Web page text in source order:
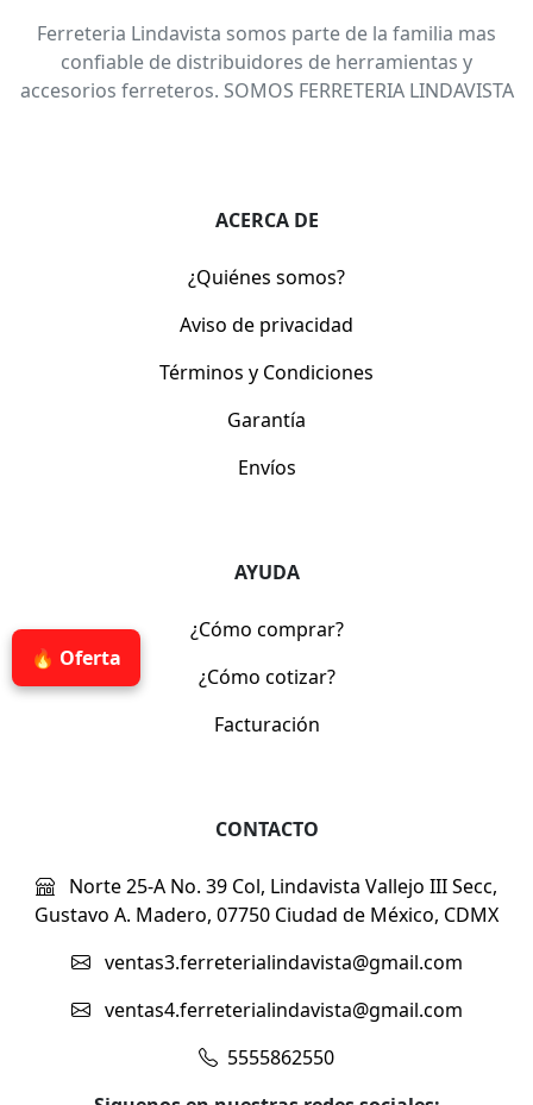
🔥 Oferta
Ferreteria Lindavista somos parte de la familia mas
confiable de distribuidores de herramientas y
accesorios ferreteros. SOMOS FERRETERIA LINDAVISTA
ACERCA DE
¿Quiénes somos?
Aviso de privacidad
Términos y Condiciones
Garantía
Envíos
AYUDA
¿Cómo comprar?
¿Cómo cotizar?
Facturación
CONTACTO
Norte 25-A No. 39 Col, Lindavista Vallejo III Secc,
Gustavo A. Madero, 07750 Ciudad de México, CDMX
ventas3.ferreterialindavista@gmail.com
ventas4.ferreterialindavista@gmail.com
5555862550